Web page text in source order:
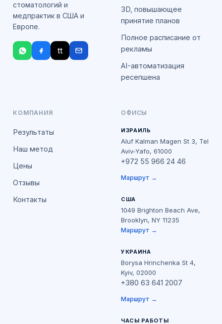
стоматологий и
медпрактик в США и
Европе.
tt
3D, повышающее
принятие планов
Полное расписание от
рекламы
AI-автоматизация
ресепшена
КОМПАНИЯ
Результаты
Наш метод
Цены
Отзывы
Контакты
ОФИСЫ
ИЗРАИЛЬ
Aluf Kalman Magen St 3, Tel
Aviv-Yafo, 61000
+972 55 966 24 46
Маршрут →
США
1049 Brighton Beach Ave,
Brooklyn, NY 11235
Маршрут →
УКРАИНА
Borysa Hrinchenka St 4,
Kyiv, 02000
+380 63 641 2007
Маршрут →
ЧАСЫ РАБОТЫ